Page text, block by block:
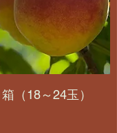
（18～24玉）